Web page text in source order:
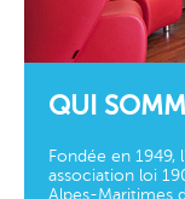
QUI
Fondée en 1949,
association loi
Alpes-Maritimes